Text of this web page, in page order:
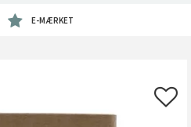
E-MÆRKET